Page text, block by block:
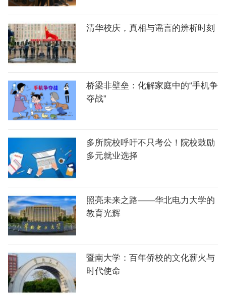
清华校庆，真相与谣言的辨析时刻
桥梁非壁垒：化解家庭中的“手机争
夺战”
多所院校呼吁不只考公！院校鼓励
多元就业选择
照亮未来之路——华北电力大学的
教育光辉
暨南大学：百年侨校的文化薪火与
时代使命